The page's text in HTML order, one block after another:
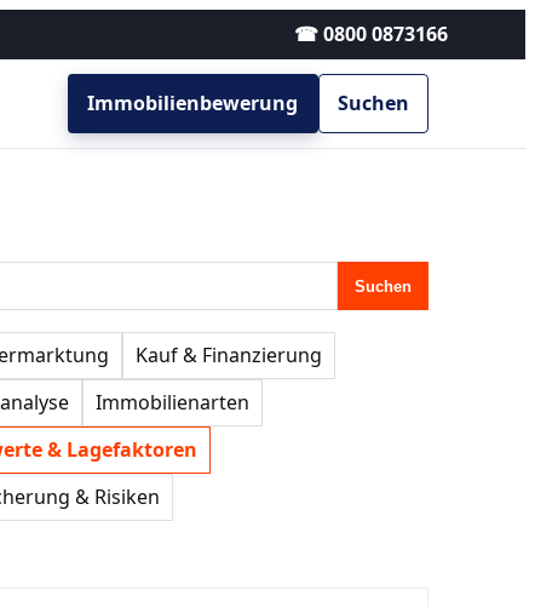
☎ 0800 0873166
Immobilienbewerung Suchen
Suchen
Kauf & Finanzierung
Immobilienarten
& Lagefaktoren
& Risiken